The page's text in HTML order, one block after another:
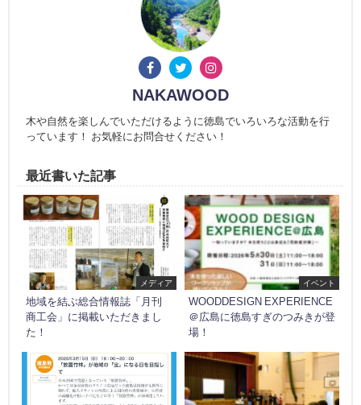
NAKAWOOD
木や自然を楽しんでいただけるように徳島でいろいろな活動を行
っています！ お気軽にお問合せください！
最近書いた記事
メディア
地域を結ぶ総合情報誌「月刊
商工会」に掲載いただきまし
た！
イベント
WOODDESIGN EXPERIENCE
＠広島に徳島すぎのつみきが登
場！